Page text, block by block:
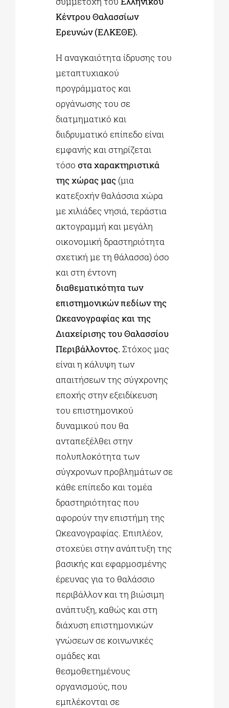
Κέντρου Θαλασσίων
Ερευνών (ΕΛΚΕΘΕ).
Η αναγκαιότητα ίδρυσης του
μεταπτυχιακού
προγράμματος και
οργάνωσης του σε
διατμηματικό και
διιδρυματικό επίπεδο είναι
εμφανής και στηρίζεται
τόσοστα χαρακτηριστικά
της χώρας μας (μια
κατεξοχήν θαλάσσια χώρα
με χιλιάδες νησιά, τεράστια
ακτογραμμή και μεγάλη
οικονομική δραστηριότητα
σχετική με τη θάλασσα) όσο
και στη έντονη
διαθεματικότητα των
επιστημονικών πεδίων της
Ωκεανογραφίας και της
Διαχείρισης του Θαλασσίου
Περιβάλλοντος. Στόχος μας
είναι η κάλυψη των
απαιτήσεων της σύγχρονης
εποχής στην εξειδίκευση
του επιστημονικού
δυναμικού που θα
ανταπεξέλθει στην
πολυπλοκότητα των
σύγχρονων προβλημάτων σε
κάθε επίπεδο και τομέα
δραστηριότητας που
αφορούν την επιστήμη της
Ωκεανογραφίας. Επιπλέον,
στοχεύει στην ανάπτυξη της
βασικής και εφαρμοσμένης
έρευνας για το θαλάσσιο
περιβάλλον και τη βιώσιμη
ανάπτυξη, καθώς και στη
διάχυση επιστημονικών
γνώσεων σε κοινωνικές
ομάδες και
θεσμοθετημένους
οργανισμούς, που
εμπλέκονται σε